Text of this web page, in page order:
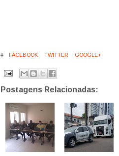
# FACEBOOK TWITTER GOOGLE+
Postagens Relacionadas: